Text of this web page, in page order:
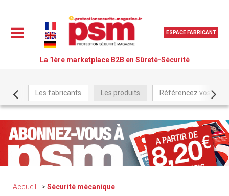
ESPACE FABRICANT
La 1ère marketplace B2B en Sûreté-Sécurité
Les fabricants Les produits Référencez vos
Accueil Sécurité mécanique